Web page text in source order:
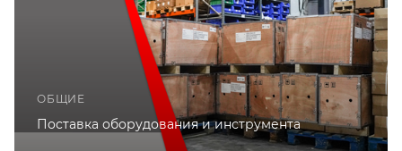
ОБЩИЕ
Поставка оборудования и инструмента